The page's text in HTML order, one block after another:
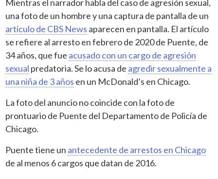
Mientras el narrador habla del caso de agresión sexual,
una foto de un hombre y una captura de pantalla de un
artículo de CBS News aparecen en pantalla. El artículo
se refiere al arresto en febrero de 2020 de Puente, de
34 años, que fue acusado con un cargo de agresión
sexual predatoria. Se lo acusa de agredir sexualmente a
una niña de 3 años en un McDonald’s en Chicago.
La foto del anuncio no coincide con la foto de
prontuario de Puente del Departamento de Policía de
Chicago.
Puente tiene un antecedente de arrestos en Chicago
de al menos 6 cargos que datan de 2016.